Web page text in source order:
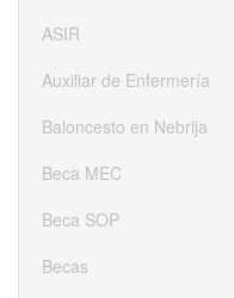
ASIR
Auxiliar de Enfermería
Baloncesto en Nebrija
Beca MEC
Beca SOP
Becas